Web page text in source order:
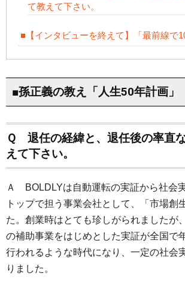
て教えて下さい。
■【インタビューを終えて】「最前線で
■孫正義の教え「人生50年計画」
Ｑ 退任の経緯と、退任後の率直
えて下さい。
Ａ BOLDLYは自動運転の実証から社会
トップで担う事業会社として、「市場創
た。創業時はとても珍しがられましたが
の補助事業をはじめとした実証が全国で
行われるような時代になり、一定の社会
りました。